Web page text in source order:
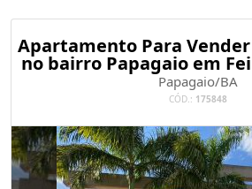
Apartamento Para
no bairro Papagaio em
Papagaio/BA
CÓD.: 175848